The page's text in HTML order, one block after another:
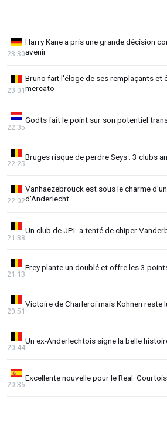
Harry Kane a pris une grande décision
avenir
23:30
Bruno fait l'éloge de ses remplaçants et
mercato
23:01
Godts fait le point sur son potentiel
22:35
Bruges risque de perdre Seys : 3 clubs
22:25
Vanhaezebrouck est sous le charme
d'Anderlecht
22:02
Un club de JPL a tenté de chiper
21:38
Frey plante un doublé et offre les 3
21:13
Victoire de Charleroi mais Kohnen reste
20:51
Un ex-Anderlechtois signe la belle
20:44
Excellente nouvelle pour le Real:
20:36